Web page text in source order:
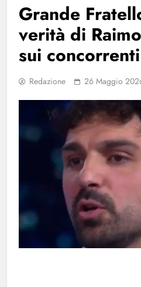
Grande
verità di
sui concorrenti
Redazione 26 Maggio